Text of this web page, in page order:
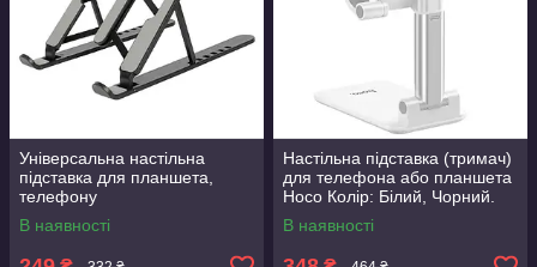
Універсальна настільна
підставка для планшета,
телефону
В наявності
Настільна підставка (тримач)
для телефона або планшета
Hoco Колір: Білий, Чорний.
В наявності